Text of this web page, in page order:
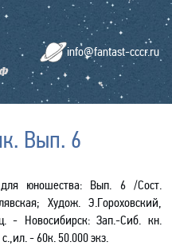
info@fantast-cccr.ru
Вып. 6
юношества: Вып. 6 /Сост.
Худож. Э.Гороховский,
- Новосибирск: Зап.-Сиб. кн.
- 60к. 50.000 экз.